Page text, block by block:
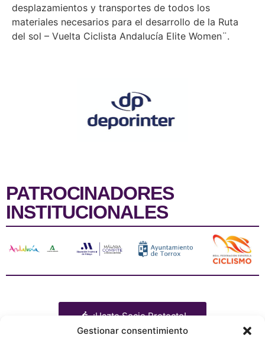
Gestionar consentimiento
desplazamientos y transportes de todos los
materiales necesarios para el desarrollo de la Ruta
del sol – Vuelta Ciclista Andalucía Elite Women¨.
PATROCINADORES
INSTITUCIONALES
¡Hazte Socio Protecto!